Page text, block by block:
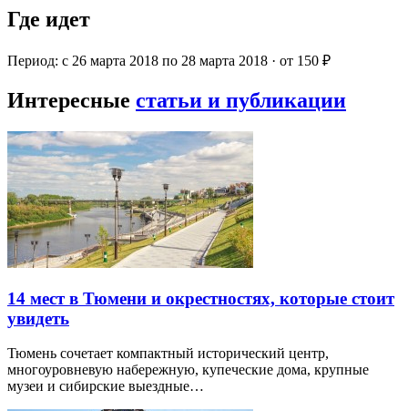
Где идет
Период: с 26 марта 2018 по 28 марта 2018 · от 150 ₽
Интересные статьи и публикации
14 мест в Тюмени и окрестностях, которые стоит
увидеть
Тюмень сочетает компактный исторический центр,
многоуровневую набережную, купеческие дома, крупные
музеи и сибирские выездные…